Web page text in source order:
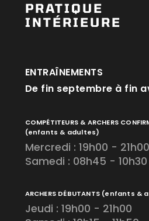
PRATIQUE
INTÉRIEURE
ENTRAÎNEMENTS
De fin septembre à fin
COMPÉTITEURS & ARCHERS
(enfants & adultes)
Mercredi : 19h00 - 21h00
Samedi : 08h45 - 10h30
ARCHERS DÉBUTANTS (enfants &
Jeudi : 19h00 - 21h00